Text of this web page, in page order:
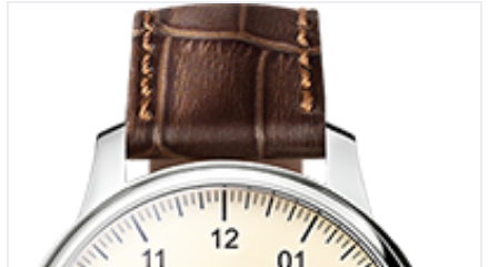
Meistersinger NO 3
€ 1,990